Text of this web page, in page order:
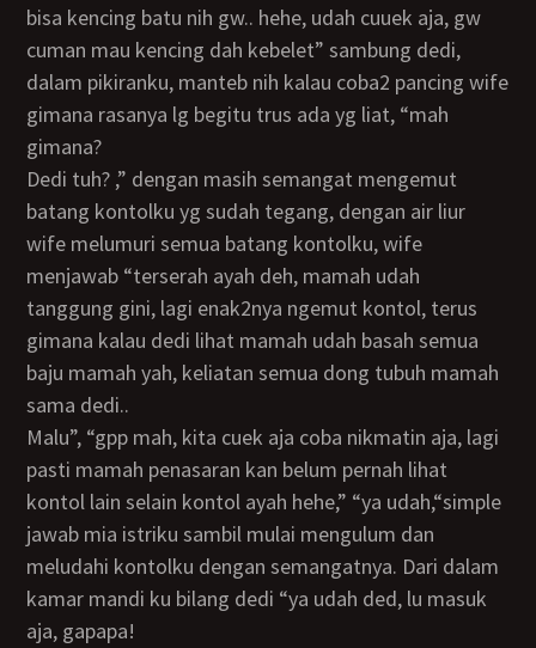
bisa kencing batu nih gw.. hehe, udah cuuek aja, gw
cuman mau kencing dah kebelet” sambung dedi,
dalam pikiranku, manteb nih kalau coba2 pancing wife
gimana rasanya lg begitu trus ada yg liat, “mah
gimana?
dedi tuh? ,” dengan masih semangat mengemut
batang kontolku yg sudah tegang, dengan air liur
wife melumuri semua batang kontolku, wife
menjawab “terserah ayah deh, mamah udah
tanggung gini, lagi enak2nya ngemut kontol, terus
gimana kalau dedi lihat mamah udah basah semua
baju mamah yah, keliatan semua dong tubuh mamah
sama dedi..
malu”, “gpp mah, kita cuek aja coba nikmatin aja, lagi
pasti mamah penasaran kan belum pernah lihat
kontol lain selain kontol ayah hehe,” “ya udah,“simple
jawab mia istriku sambil mulai mengulum dan
meludahi kontolku dengan semangatnya. Dari dalam
kamar mandi ku bilang dedi “ya udah ded, lu masuk
aja, gapapa!